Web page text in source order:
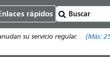
rápidos
su servicio regular. (Más: